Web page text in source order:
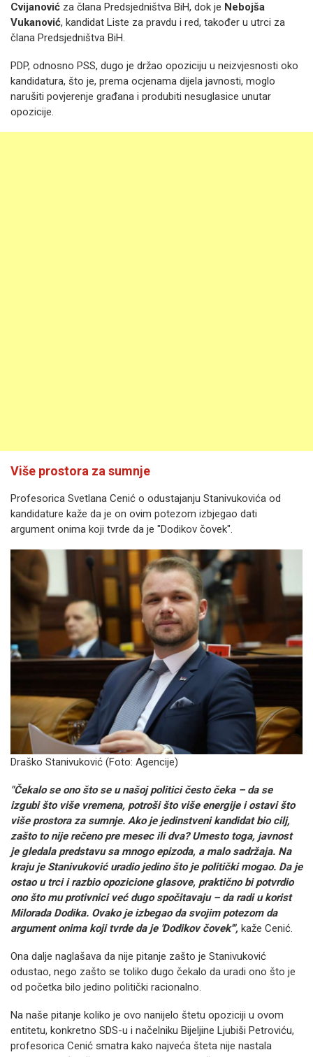
Cvijanović za člana Predsjedništva BiH, dok je Nebojša
Vukanović, kandidat Liste za pravdu i red, također u utrci za
člana Predsjedništva BiH.
PDP, odnosno PSS, dugo je držao opoziciju u neizvjesnosti oko
kandidatura, što je, prema ocjenama dijela javnosti, moglo
narušiti povjerenje građana i produbiti nesuglasice unutar
opozicije.
Više prostora za sumnje
Profesorica Svetlana Cenić o odustajanju Stanivukovića od
kandidature kaže da je on ovim potezom izbjegao dati
argument onima koji tvrde da je "Dodikov čovek".
Draško Stanivuković (Foto: Agencije)
"Čekalo se ono što se u našoj politici često čeka – da se
izgubi što više vremena, potroši što više energije i ostavi što
više prostora za sumnje. Ako je jedinstveni kandidat bio cilj,
zašto to nije rečeno pre mesec ili dva? Umesto toga, javnost
je gledala predstavu sa mnogo epizoda, a malo sadržaja. Na
kraju je Stanivuković uradio jedino što je politički mogao. Da je
ostao u trci i razbio opozicione glasove, praktično bi potvrdio
ono što mu protivnici već dugo spočitavaju – da radi u korist
Milorada Dodika. Ovako je izbegao da svojim potezom da
argument onima koji tvrde da je 'Dodikov čovek'", kaže Cenić.
Ona dalje naglašava da nije pitanje zašto je Stanivuković
odustao, nego zašto se toliko dugo čekalo da uradi ono što je
od početka bilo jedino politički racionalno.
Na naše pitanje koliko je ovo nanijelo štetu opoziciji u ovom
entitetu, konkretno SDS-u i načelniku Bijeljine Ljubiši Petroviću,
profesorica Cenić smatra kako najveća šteta nije nastala